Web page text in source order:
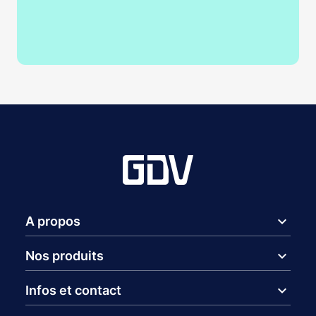
A propos expand_more
Nos produits expand_more
Infos et contact expand_more